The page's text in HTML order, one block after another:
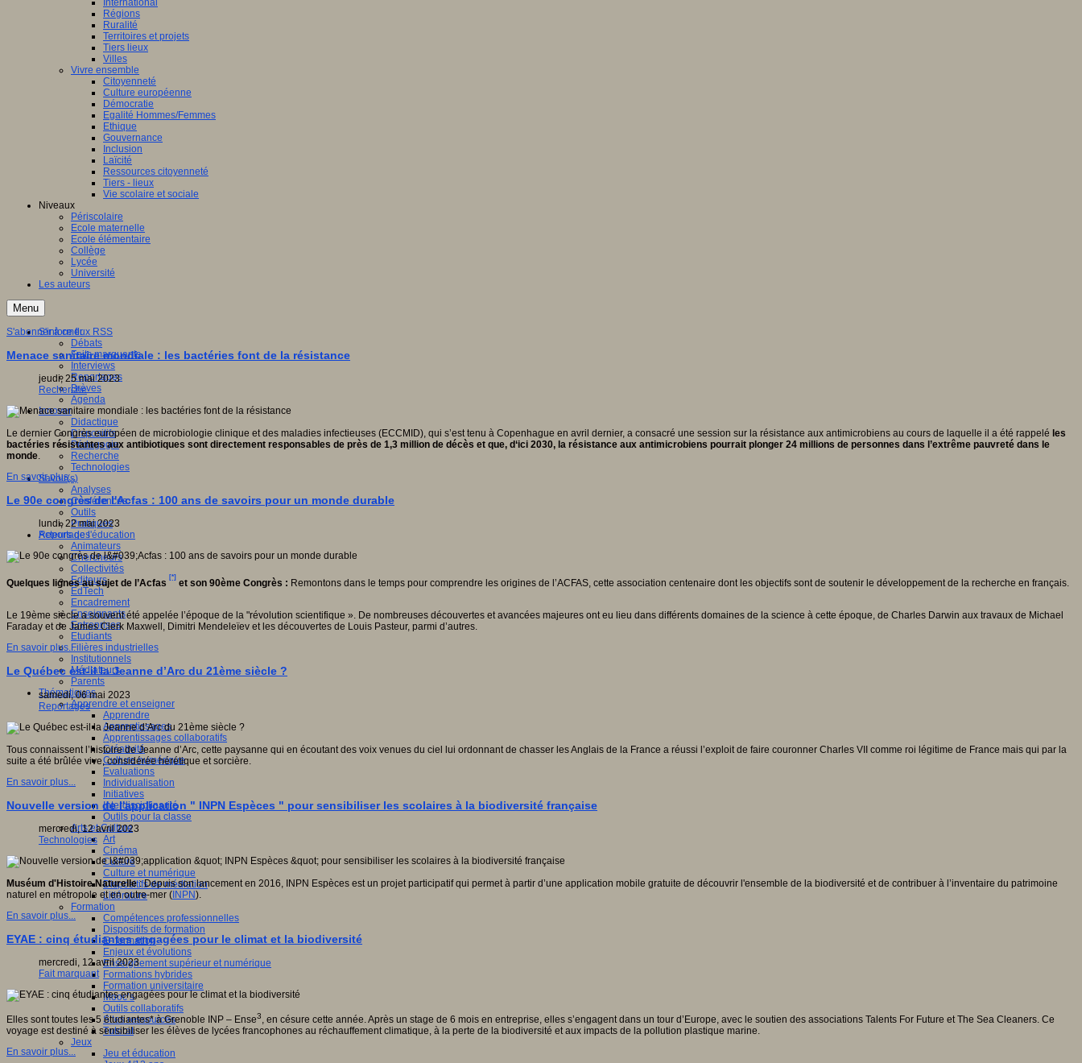
International
Régions
Ruralité
Territoires et projets
Tiers lieux
Villes
Vivre ensemble
Citoyenneté
Culture européenne
Démocratie
Egalité Hommes/Femmes
Ethique
Gouvernance
Inclusion
Laïcité
Ressources citoyenneté
Tiers - lieux
Vie scolaire et sociale
Niveaux
Périscolaire
Ecole maternelle
Ecole élémentaire
Collège
Lycée
Université
Les auteurs
Menu
S'informer
Débats
Faits marquants
Interviews
Reportages
Brèves
Agenda
Innover
Didactique
Dispositifs
Pédagogie
Recherche
Technologies
Savoir(s)
Analyses
Conférences
Outils
Pratiques
Acteurs de l'éducation
Animateurs
Chercheurs
Collectivités
Editeurs
EdTech
Encadrement
Enseignants
Entreprises
Etudiants
Filières industrielles
Institutionnels
Médiateurs
Parents
Thématiques
Apprendre et enseigner
Apprendre
Apprentissages
Apprentissages collaboratifs
Créativité
Culture numérique
Evaluations
Individualisation
Initiatives
Interdisciplinarité
Outils pour la classe
Arts et Culture
Art
Cinéma
Culture
Culture et numérique
Dispositifs de médiation
Littérature
Formation
Compétences professionnelles
Dispositifs de formation
E- formation
Enjeux et évolutions
Enseignement supérieur et numérique
Formations hybrides
Formation universitaire
Mooc’s
Outils collaboratifs
Sites ressources
Tutorat
Jeux
Jeu et éducation
S'abonner à ce flux RSS
Menace sanitaire mondiale : les bactéries font de la résistance
jeudi, 25 mai 2023
Recherche
Le dernier Congrès européen de microbiologie clinique et des maladies infectieuses (ECCMID), qui s’est tenu à Copenhague en avril dernier, a consacré une session sur la résistance aux antimicrobiens au cours de laquelle il a été rappelé les
bactéries résistantes aux antibiotiques sont directement responsables de près de 1,3 million de décès et que, d‘ici 2030, la résistance aux antimicrobiens pourrait plonger 24 millions de personnes dans l’extrême pauvreté dans le
monde.
En savoir plus...
Le 90e congrès de l'Acfas : 100 ans de savoirs pour un monde durable
lundi, 22 mai 2023
Reportages
Quelques lignes au sujet de l’Acfas
[*]
et son 90ème Congrès : Remontons dans le temps pour comprendre les origines de l’ACFAS, cette association centenaire dont les objectifs sont de soutenir le développement de la recherche en français.
Le 19ème siècle a souvent été appelée l’époque de la "révolution scientifique ». De nombreuses découvertes et avancées majeures ont eu lieu dans différents domaines de la science à cette époque, de Charles Darwin aux travaux de Michael
Faraday et de James Clerk Maxwell, Dimitri Mendeleïev et les découvertes de Louis Pasteur, parmi d’autres.
En savoir plus...
Le Québec est-il la Jeanne d’Arc du 21ème siècle ?
samedi, 06 mai 2023
Reportages
Tous connaissent l’histoire de Jeanne d’Arc, cette paysanne qui en écoutant des voix venues du ciel lui ordonnant de chasser les Anglais de la France a réussi l’exploit de faire couronner Charles VII comme roi légitime de France mais qui par la
suite a été brûlée vive, considérée hérétique et sorcière.
En savoir plus...
Nouvelle version de l'application " INPN Espèces " pour sensibiliser les scolaires à la biodiversité française
mercredi, 12 avril 2023
Technologies
Muséum d'Histoire Naturelle: Depuis son lancement en 2016, INPN Espèces est un projet participatif qui permet à partir d’une application mobile gratuite de découvrir l'ensemble de la biodiversité et de contribuer à l’inventaire du patrimoine
naturel en métropole et en outre-mer (INPN).
En savoir plus...
EYAE : cinq étudiantes engagées pour le climat et la biodiversité
mercredi, 12 avril 2023
Fait marquant
Elles sont toutes les 5 étudiantes* à Grenoble INP – Ense3
, en césure cette année. Après un stage de 6 mois en entreprise, elles s’engagent dans un tour d’Europe, avec le soutien des associations Talents For Future et The Sea Cleaners. Ce
voyage est destiné à sensibiliser les élèves de lycées francophones au réchauffement climatique, à la perte de la biodiversité et aux impacts de la pollution plastique marine.
En savoir plus...